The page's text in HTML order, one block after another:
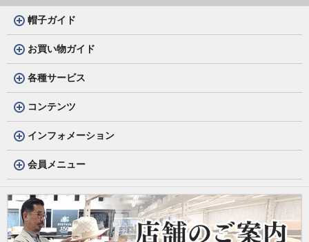
帽子ガイド
お買い物ガイド
各種サービス
コンテンツ
インフォメーション
会員メニュー